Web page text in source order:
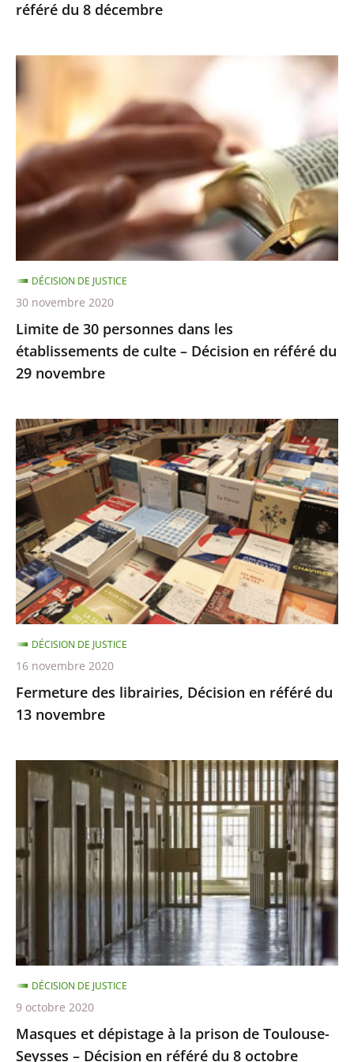
référé du 8 décembre
Limite
30
personnes
dans
les
établissements
de
culte
–
Décision
en
référé
du
29
Limite de 30 personnes dans les
établissements de culte – Décision en référé du
29 novembre
DÉCISION DE JUSTICE
30 novembre 2020
Fermeture
des
librairies,
Décision
en
référé
du
13
novembre
Fermeture des librairies, Décision en référé du
13 novembre
DÉCISION DE JUSTICE
16 novembre 2020
Masques
la
prison
de
Toulouse-
Seysses
–
Décision
en
référé
du
Masques et dépistage à la prison de Toulouse-
Seysses – Décision en référé du 8 octobre
DÉCISION DE JUSTICE
9 octobre 2020